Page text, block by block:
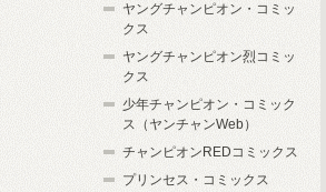
ヤングチャンピオン・コミッ
クス
ヤングチャンピオン烈コミッ
クス
少年チャンピオン・コミック
ス（ヤンチャンWeb）
チャンピオンREDコミックス
プリンセス・コミックス